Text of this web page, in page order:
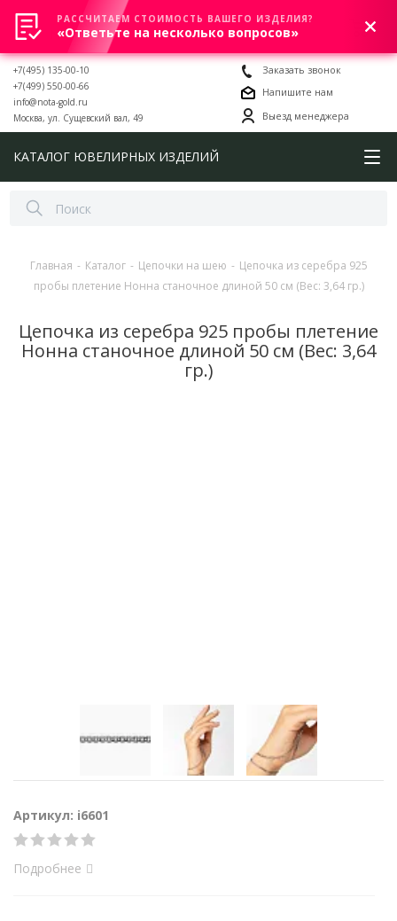
0
+7(495) 135-00-10
+7(499) 550-00-66
info@nota-gold.ru
Москва, ул. Сущевский вал, 49
Заказать звонок
Напишите нам
Выезд менеджера
КАТАЛОГ ЮВЕЛИРНЫХ ИЗДЕЛИЙ
Главная - Каталог - Цепочки на шею - Цепочка из серебра 925
пробы плетение Нонна станочное длиной 50 см (Вес: 3,64 гр.)
Цепочка из серебра 925 пробы плетение
Нонна станочное длиной 50 см (Вес: 3,64
гр.)
Артикул: i6601
Подробнее
РАССЧИТАЕМ СТОИМОСТЬ ВАШЕГО ИЗДЕЛИЯ?
«Ответьте на несколько вопросов»